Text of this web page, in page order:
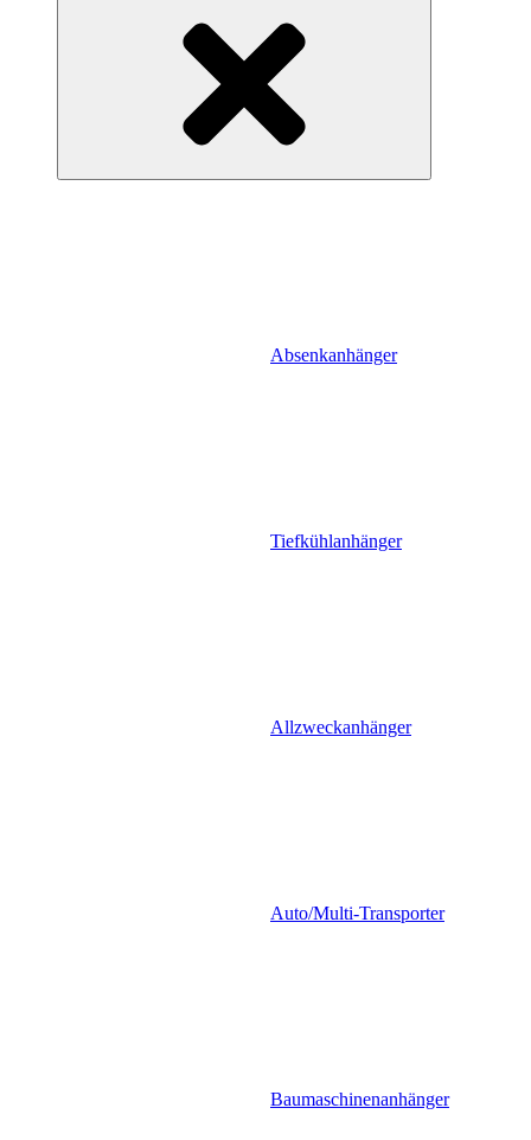
Absenkanhänger
Tiefkühlanhänger
Allzweckanhänger
Auto/Multi-Transporter
Baumaschinenanhänger